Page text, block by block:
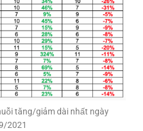
tăng/giảm dài nhất ngày
2021